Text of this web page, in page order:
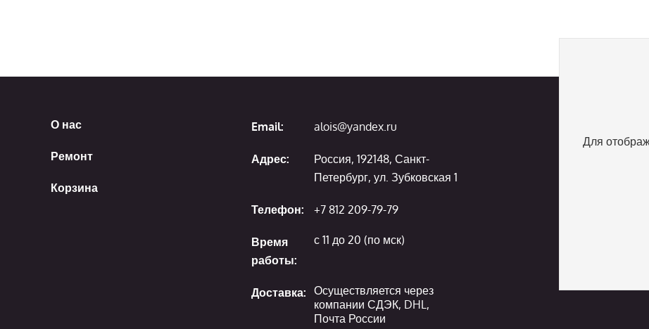
О нас
Ремонт
Корзина
Email: alois@yandex.ru
Адрес:
Россия, 192148, Санкт-
Петербург, ул. Зубковская 1
Телефон: +7 812 209-79-79
Время
работы:
с 11 до 20 (по мск)
Доставка: Осуществляется через
компании СДЭК, DHL,
Почта России
Для